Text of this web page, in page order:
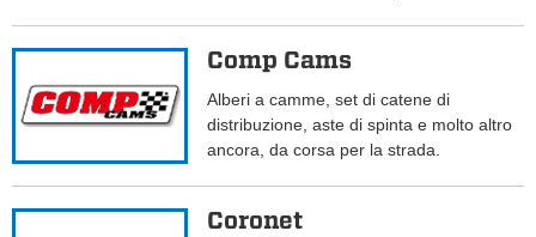
Comp Cams
Alberi a camme, set di catene di
distribuzione, aste di spinta e molto altro
ancora, da corsa per la strada.
Coronet